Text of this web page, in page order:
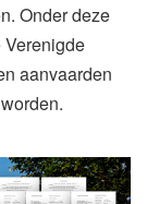
Onder deze
aanvaarden